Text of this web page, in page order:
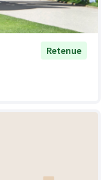
Retenue